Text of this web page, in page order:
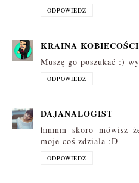
ODPOWIEDZ
KRAINA KOBIECOŚCI
Muszę go poszukać :)
ODPOWIEDZ
DAJANALOGIST
hmmm skoro mówisz
moje coś zdziala :D
ODPOWIEDZ